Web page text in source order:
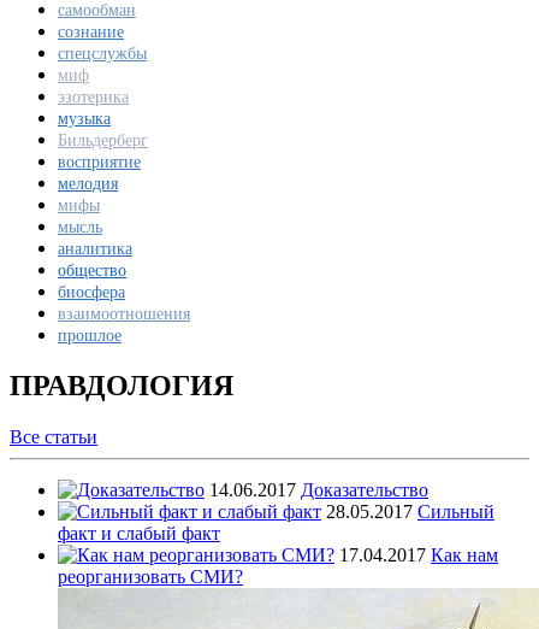
самообман
сознание
спецслужбы
миф
эзотерика
музыка
Бильдерберг
восприятие
мелодия
мифы
мысль
аналитика
общество
биосфера
взаимоотношения
прошлое
ПРАВДОЛОГИЯ
Все статьи
14.06.2017 Доказательство
28.05.2017 Сильный
факт и слабый факт
17.04.2017 Как нам
реорганизовать СМИ?